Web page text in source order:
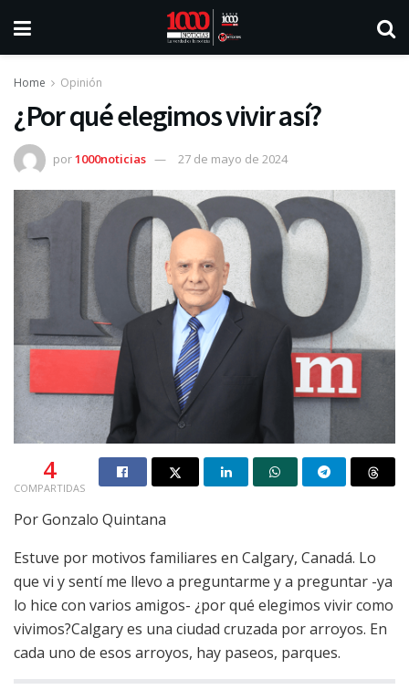
Home Opinión
¿Por qué elegimos vivir así?
por1000noticias 27 de mayo de 2024
4
COMPARTIDAS
Por Gonzalo Quintana
Estuve por motivos familiares en Calgary, Canadá. Lo
que vi y sentí me llevo a preguntarme y a preguntar -ya
lo hice con varios amigos- ¿por qué elegimos vivir como
vivimos?Calgary es una ciudad cruzada por arroyos. En
cada uno de esos arroyos, hay paseos, parques.